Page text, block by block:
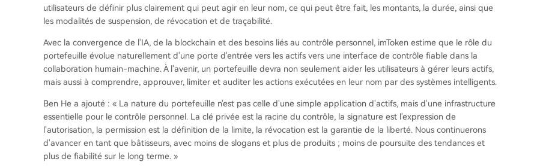
utilisateurs de définir plus clairement qui peut agir en leur nom, ce qui peut être fait, les montants, la durée, ainsi que
les modalités de suspension, de révocation et de traçabilité.
Avec la convergence de l'IA, de la blockchain et des besoins liés au contrôle personnel, imToken estime que le rôle du
portefeuille évolue naturellement d'une porte d'entrée vers les actifs vers une interface de contrôle fiable dans la
collaboration humain-machine. À l'avenir, un portefeuille devra non seulement aider les utilisateurs à gérer leurs actifs,
mais aussi à comprendre, approuver, limiter et auditer les actions exécutées en leur nom par des systèmes intelligents.
Ben He a ajouté : « La nature du portefeuille n'est pas celle d'une simple application d'actifs, mais d'une infrastructure
essentielle pour le contrôle personnel. La clé privée est la racine du contrôle, la signature est l'expression de
l'autorisation, la permission est la définition de la limite, la révocation est la garantie de la liberté. Nous continuerons
d'avancer en tant que bâtisseurs, avec moins de slogans et plus de produits ; moins de poursuite des tendances et
plus de fiabilité sur le long terme. »